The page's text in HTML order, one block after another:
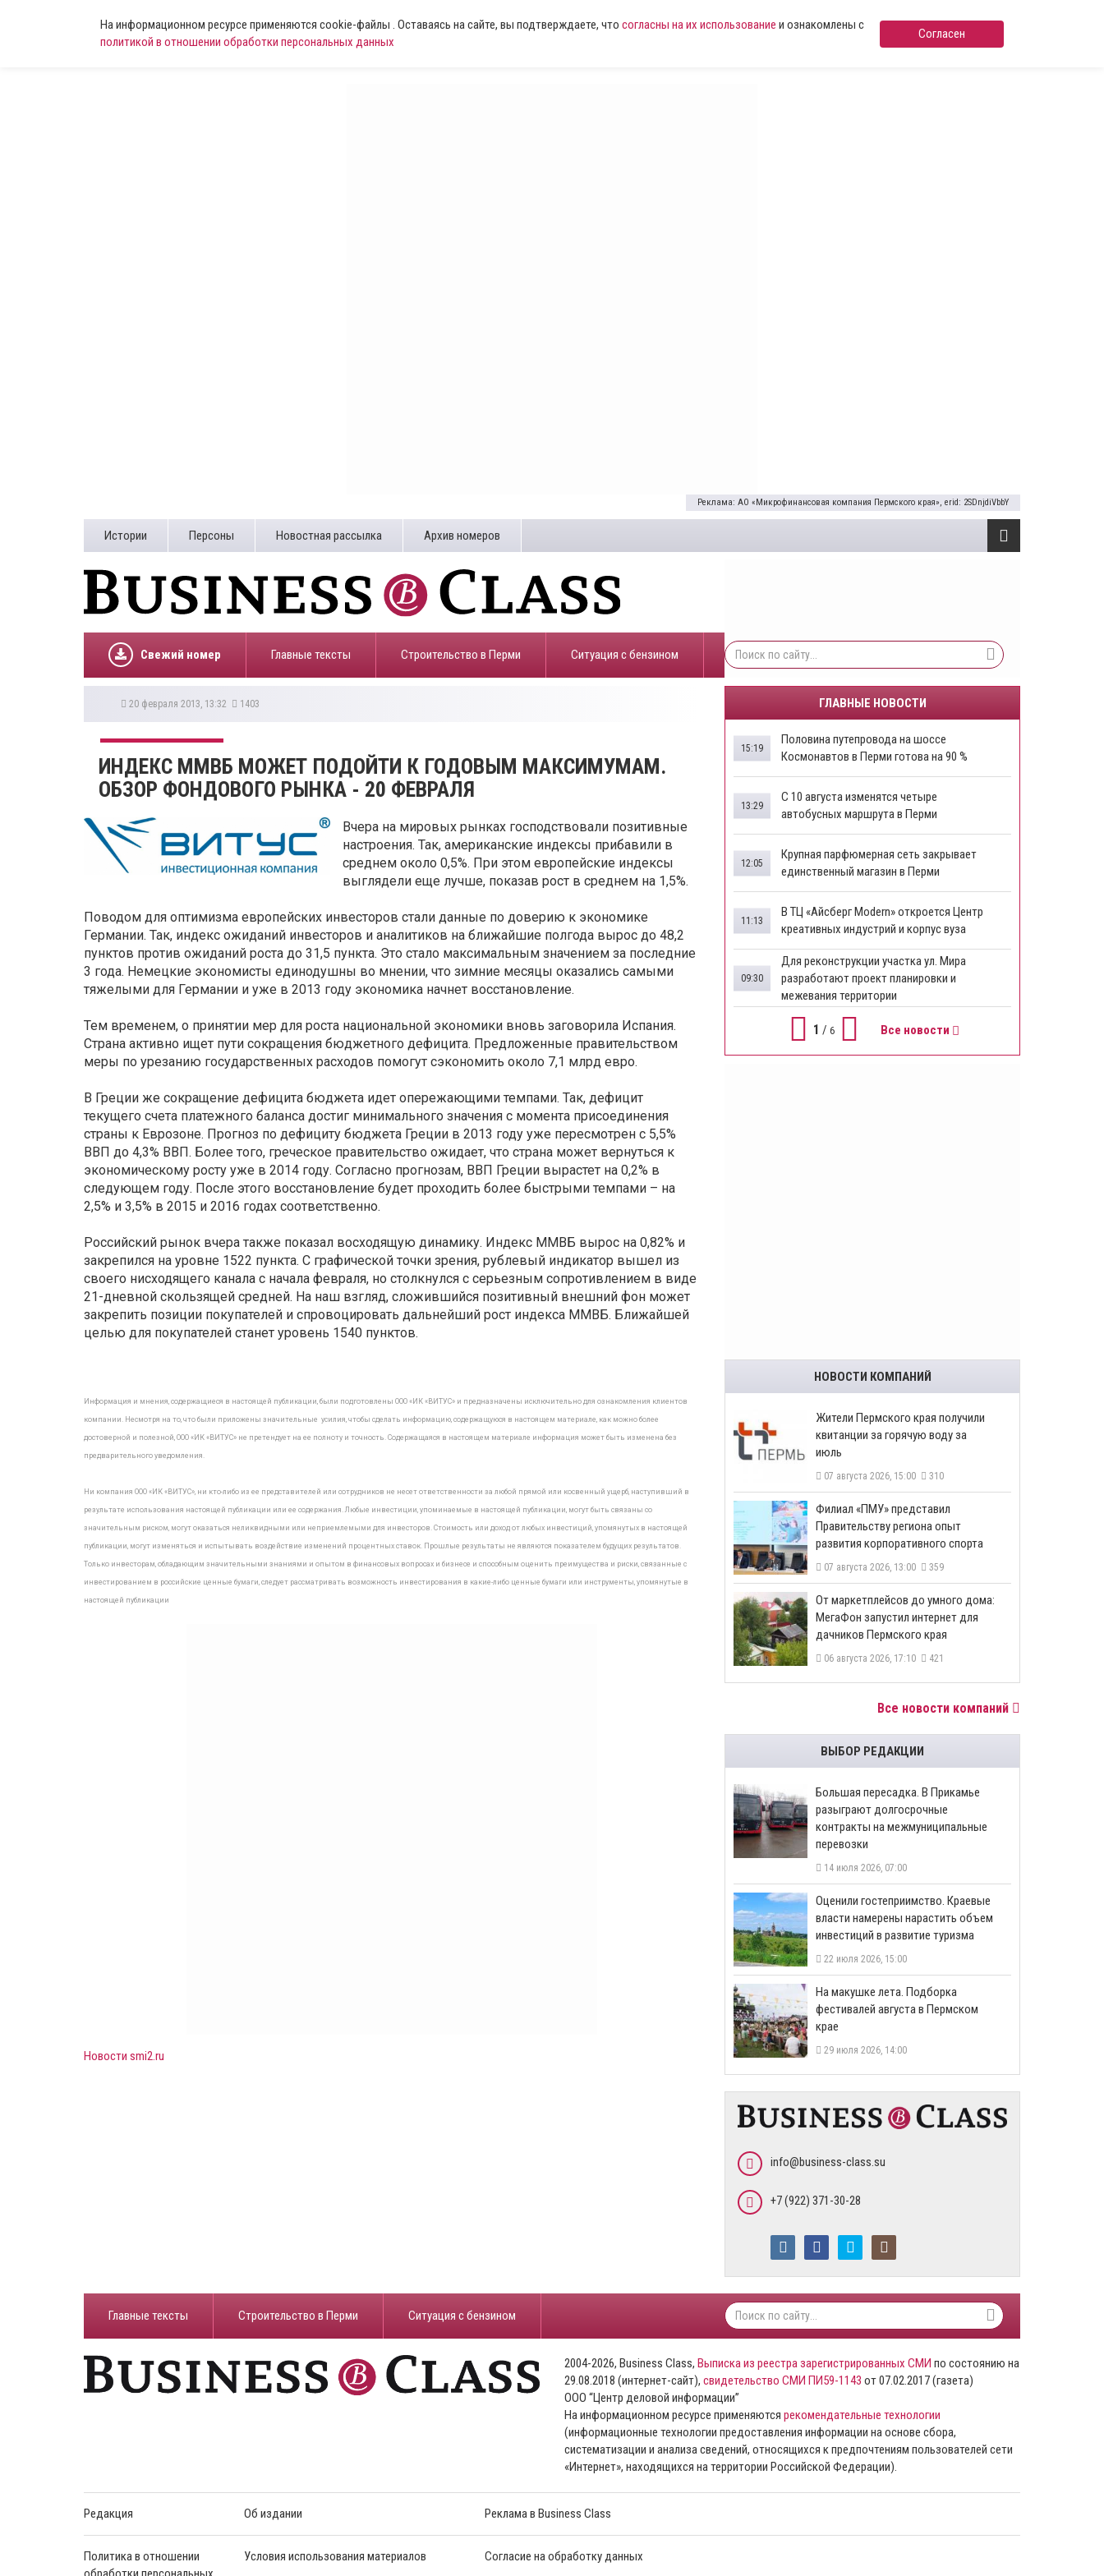
На информационном ресурсе применяются cookie-файлы . Оставаясь на сайте, вы подтверждаете, что согласны на их использование и ознакомлены с
политикой в отношении обработки персональных данных
Согласен
Реклама: АО «Микрофинансовая компания Пермского края», erid: 2SDnjdiVbbY
Истории Персоны Новостная рассылка Архив номеров
Свежий номер Главные тексты Строительство в Перми ​Ситуация с бензином
20 февраля 2013, 13:32 1403
ИНДЕКС ММВБ МОЖЕТ ПОДОЙТИ К ГОДОВЫМ МАКСИМУМАМ.
ОБЗОР ФОНДОВОГО РЫНКА - 20 ФЕВРАЛЯ
Вчера на мировых рынках господствовали позитивные
настроения. Так, американские индексы прибавили в
среднем около 0,5%. При этом европейские индексы
выглядели еще лучше, показав рост в среднем на 1,5%.
Поводом для оптимизма европейских инвесторов стали данные по доверию к экономике
Германии. Так, индекс ожиданий инвесторов и аналитиков на ближайшие полгода вырос до 48,2
пунктов против ожиданий роста до 31,5 пункта. Это стало максимальным значением за последние
3 года. Немецкие экономисты единодушны во мнении, что зимние месяцы оказались самыми
тяжелыми для Германии и уже в 2013 году экономика начнет восстановление.
Тем временем, о принятии мер для роста национальной экономики вновь заговорила Испания.
Страна активно ищет пути сокращения бюджетного дефицита. Предложенные правительством
меры по урезанию государственных расходов помогут сэкономить около 7,1 млрд евро.
В Греции же сокращение дефицита бюджета идет опережающими темпами. Так, дефицит
текущего счета платежного баланса достиг минимального значения с момента присоединения
страны к Еврозоне. Прогноз по дефициту бюджета Греции в 2013 году уже пересмотрен с 5,5%
ВВП до 4,3% ВВП. Более того, греческое правительство ожидает, что страна может вернуться к
экономическому росту уже в 2014 году. Согласно прогнозам, ВВП Греции вырастет на 0,2% в
следующем году. После этого восстановление будет проходить более быстрыми темпами – на
2,5% и 3,5% в 2015 и 2016 годах соответственно.
Российский рынок вчера также показал восходящую динамику. Индекс ММВБ вырос на 0,82% и
закрепился на уровне 1522 пункта. С графической точки зрения, рублевый индикатор вышел из
своего нисходящего канала с начала февраля, но столкнулся с серьезным сопротивлением в виде
21-дневной скользящей средней. На наш взгляд, сложившийся позитивный внешний фон может
закрепить позиции покупателей и спровоцировать дальнейший рост индекса ММВБ. Ближайшей
целью для покупателей станет уровень 1540 пунктов.
Информация и мнения, содержащиеся в настоящей публикации, были подготовлены ООО «ИК «ВИТУС» и предназначены исключительно для ознакомления клиентов
компании. Несмотря на то, что были приложены значительные усилия, чтобы сделать информацию, содержащуюся в настоящем материале, как можно более
достоверной и полезной, ООО «ИК «ВИТУС» не претендует на ее полноту и точность. Содержащаяся в настоящем материале информация может быть изменена без
предварительного уведомления.
Ни компания ООО «ИК «ВИТУС», ни кто-либо из ее представителей или сотрудников не несет ответственности за любой прямой или косвенный ущерб, наступивший в
результате использования настоящей публикации или ее содержания. Любые инвестиции, упоминаемые в настоящей публикации, могут быть связаны со
значительным риском, могут оказаться неликвидными или неприемлемыми для инвесторов. Стоимость или доход от любых инвестиций, упомянутых в настоящей
публикации, могут изменяться и испытывать воздействие изменений процентных ставок. Прошлые результаты не являются показателем будущих результатов.
Только инвесторам, обладающим значительными знаниями и опытом в финансовых вопросах и бизнесе и способным оценить преимущества и риски, связанные с
инвестированием в российские ценные бумаги, следует рассматривать возможность инвестирования в какие-либо ценные бумаги или инструменты, упомянутые в
настоящей публикации
Новости smi2.ru
ГЛАВНЫЕ НОВОСТИ
​Половина путепровода на шоссе
Космонавтов в Перми готова на 90 %
15:19
​С 10 августа изменятся четыре
автобусных маршрута в Перми
13:29
​Крупная парфюмерная сеть закрывает
единственный магазин в Перми
12:05
​В ТЦ «Айсберг Modern» откроется Центр
креативных индустрий и корпус вуза
11:13
Для реконструкции участка ул. Мира
разработают проект планировки и
межевания территории
09:30
1 / 6 Все новости
НОВОСТИ КОМПАНИЙ
​Жители Пермского края получили
квитанции за горячую воду за
июль
07 августа 2026, 15:00 310
​Филиал «ПМУ» представил
Правительству региона опыт
развития корпоративного спорта
07 августа 2026, 13:00 359
От маркетплейсов до умного дома:
МегаФон запустил интернет для
дачников Пермского края
06 августа 2026, 17:10 421
Все новости компаний
ВЫБОР РЕДАКЦИИ
Большая пересадка. В Прикамье
разыграют долгосрочные
контракты на межмуниципальные
перевозки
14 июля 2026, 07:00
Оценили гостеприимство. Краевые
власти намерены нарастить объем
инвестиций в развитие туризма
22 июля 2026, 15:00
На макушке лета. Подборка
фестивалей августа в Пермском
крае
29 июля 2026, 14:00
info@business-class.su
+7 (922) 371-30-28
Главные тексты Строительство в Перми ​Ситуация с бензином
2004-2026, Business Class, Выписка из реестра зарегистрированных СМИ по состоянию на
29.08.2018 (интернет-сайт), свидетельство СМИ ПИ59-1143 от 07.02.2017 (газета)
ООО “Центр деловой информации”
На информационном ресурсе применяются рекомендательные технологии
(информационные технологии предоставления информации на основе сбора,
систематизации и анализа сведений, относящихся к предпочтениям пользователей сети
«Интернет», находящихся на территории Российской Федерации).
Редакция Об издании Реклама в Business Class
Политика в отношении
Условия использования материалов Согласие на обработку данных